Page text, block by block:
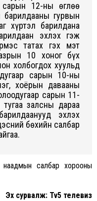
сарын 12-ны өглөө
гурвын
хүртэл барилдана
эхлэх гэж
татах гэх мэт
10 хоног бүх
холбогдох хуульд
сарын 10-ны
хоёрын давааны
сарын 11-
залсны дараа
эхлэх
бөхийн салбар
наадмын салбар хорооны
Эх сурвалж: Tv5 телевиз